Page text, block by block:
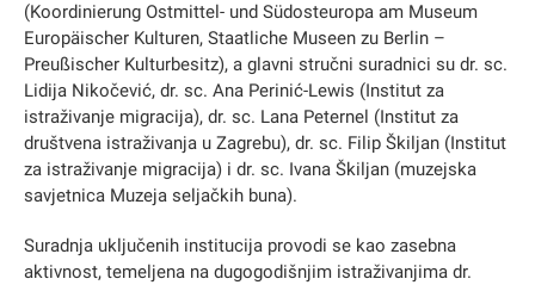
(Koordinierung Ostmittel- und Südosteuropa am Museum
Europäischer Kulturen, Staatliche Museen zu Berlin –
Preußischer Kulturbesitz), a glavni stručni suradnici su dr. sc.
Lidija Nikočević, dr. sc. Ana Perinić-Lewis (Institut za
istraživanje migracija), dr. sc. Lana Peternel (Institut za
društvena istraživanja u Zagrebu), dr. sc. Filip Škiljan (Institut
za istraživanje migracija) i dr. sc. Ivana Škiljan (muzejska
savjetnica Muzeja seljačkih buna).
Suradnja uključenih institucija provodi se kao zasebna
aktivnost, temeljena na dugogodišnjim istraživanjima dr.